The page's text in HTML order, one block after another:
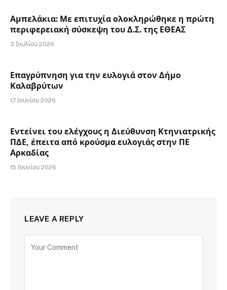
Αμπελάκια: Με επιτυχία ολοκληρώθηκε η πρώτη
περιφερειακή σύσκεψη του Δ.Σ. της ΕΘΕΑΣ
3 Ιουλίου 2026
Επαγρύπνηση για την ευλογιά στον Δήμο
Καλαβρύτων
17 Ιουνίου 2026
Εντείνει του ελέγχους η Διεύθυνση Κτηνιατρικής
ΠΔΕ, έπειτα από κρούσμα ευλογιάς στην ΠΕ
Αρκαδίας
15 Ιουνίου 2026
LEAVE A REPLY